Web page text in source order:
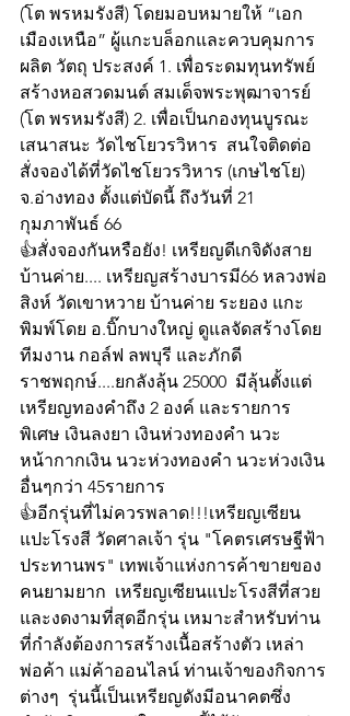
(โต พรหมรังสี) โดยมอบหมายให้ “เอก
เมืองเหนือ” ผู้แกะบล็อกและควบคุมการ
ผลิต วัตถุ ประสงค์ 1. เพื่อระดมทุนทรัพย์
สร้างหอสวดมนต์ สมเด็จพระพุฒาจารย์
(โต พรหมรังสี) 2. เพื่อเป็นกองทุนบูรณะ
เสนาสนะ วัดไชโยวรวิหาร  สนใจติดต่อ
สั่งจองได้ที่วัดไชโยวรวิหาร (เกษไชโย)
จ.อ่างทอง ตั้งแต่บัดนี้ ถึงวันที่ 21
กุมภาพันธ์ 66
👍สั่งจองกันหรือยัง! เหรียญดีเกจิดังสาย
บ้านค่าย.... เหรียญสร้างบารมี66 หลวงพ่อ
สิงห์ วัดเขาหวาย บ้านค่าย ระยอง แกะ
พิมพ์โดย อ.บิ๊กบางใหญ่ ดูแลจัดสร้างโดย
ทีมงาน กอล์ฟ ลพบุรี และภักดี
ราชพฤกษ์....ยกลังลุ้น 25000  มีลุ้นตั้งแต่
เหรียญทองคำถึง 2 องค์ และรายการ
พิเศษ เงินลงยา เงินห่วงทองคำ นวะ
หน้ากากเงิน นวะห่วงทองคำ นวะห่วงเงิน
อื่นๆกว่า 45รายการ
👍อีกรุ่นที่ไม่ควรพลาด!!!เหรียญเซียน
แปะโรงสี วัดศาลเจ้า รุ่น "โคตรเศรษฐีฟ้า
ประทานพร" เทพเจ้าแห่งการค้าขายของ
คนยามยาก  เหรียญเซียนแปะโรงสีที่สวย
และงดงามที่สุดอีกรุ่น เหมาะสำหรับท่าน
ที่กำลังต้องการสร้างเนื้อสร้างตัว เหล่า
พ่อค้า แม่ค้าออนไลน์ ท่านเจ้าของกิจการ
ต่างๆ  รุ่นนี้เป็นเหรียญดังมีอนาคตซึ่ง